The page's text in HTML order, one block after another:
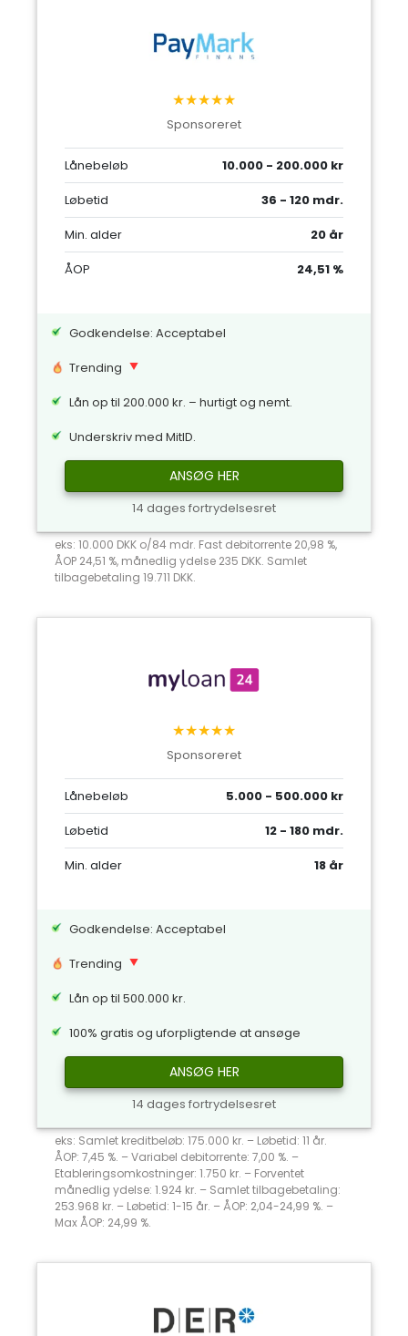
★★★★★
Sponsoreret
Lånebeløb
10.000 - 200.000 kr
Løbetid
36 - 120 mdr.
Min. alder
20 år
ÅOP
24,51 %
Godkendelse: Acceptabel
Trending
Lån op til 200.000 kr. – hurtigt og nemt.
Underskriv med MitID.
ANSØG HER
14 dages fortrydelsesret
eks: 10.000 DKK o/84 mdr. Fast debitorrente 20,98 %,
ÅOP 24,51 %, månedlig ydelse 235 DKK. Samlet
tilbagebetaling 19.711 DKK.
★★★★★
Sponsoreret
Lånebeløb
5.000 - 500.000 kr
Løbetid
12 - 180 mdr.
Min. alder
18 år
Godkendelse: Acceptabel
Trending
Lån op til 500.000 kr.
100% gratis og uforpligtende at ansøge
ANSØG HER
14 dages fortrydelsesret
eks: Samlet kreditbeløb: 175.000 kr. – Løbetid: 11 år.
ÅOP: 7,45 %. – Variabel debitorrente: 7,00 %. –
Etableringsomkostninger: 1.750 kr. – Forventet
månedlig ydelse: 1.924 kr. – Samlet tilbagebetaling:
253.968 kr. – Løbetid: 1-15 år. – ÅOP: 2,04-24,99 %. –
Max ÅOP: 24,99 %.